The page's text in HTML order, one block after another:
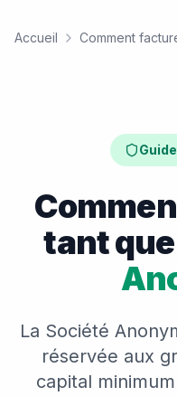
Accueil Comment
tant que
La Société
réservée aux
capital